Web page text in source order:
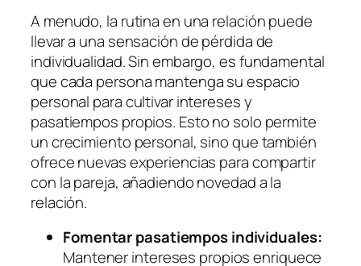
A menudo, la rutina en una relación puede
llevar a una sensación de pérdida de
individualidad. Sin embargo, es fundamental
que cada persona mantenga su espacio
personal para cultivar intereses y
pasatiempos propios. Esto no solo permite
un crecimiento personal, sino que también
ofrece nuevas experiencias para compartir
con la pareja, añadiendo novedad a la
relación.
Fomentar pasatiempos individuales:
Mantener intereses propios enriquece